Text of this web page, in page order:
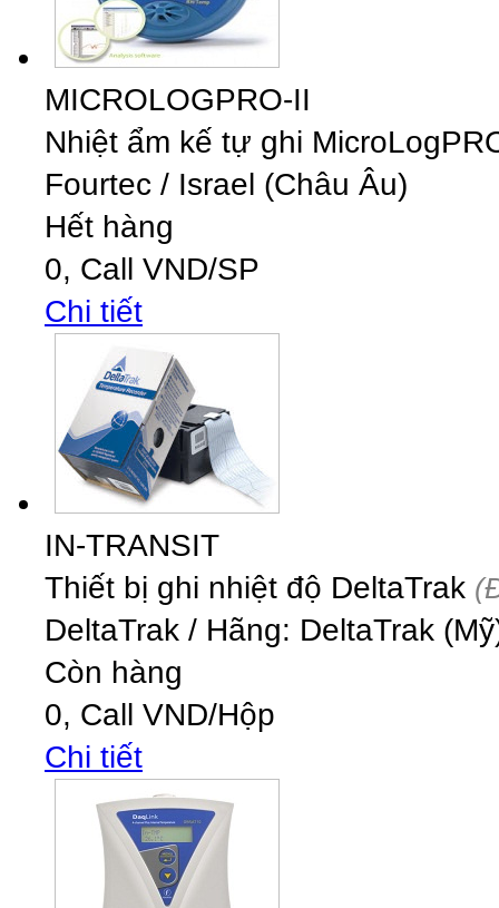
MICROLOGPRO-II
Nhiệt ẩm kế tự ghi
Fourtec / Israel (Châu Âu)
Hết hàng
0, Call VND/SP
Chi tiết
IN-TRANSIT
Thiết bị ghi nhiệt độ DeltaTrak
DeltaTrak / Hãng: DeltaTrak
Còn hàng
0, Call VND/Hộp
Chi tiết